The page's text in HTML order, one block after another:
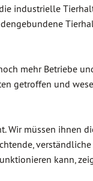
industrielle
mehr Betriebe
getroffen und
Wir müssen ihnen
kann,